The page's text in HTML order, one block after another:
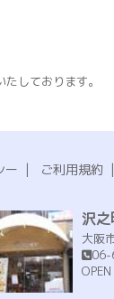
しております。
ー | ご利用規約
沢
大阪
06-